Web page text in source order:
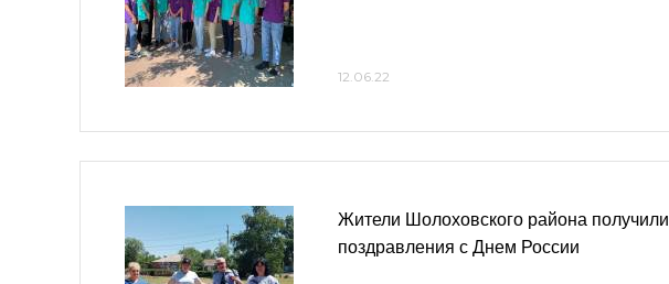
12.06.22
Жители Шолоховского района получили
поздравления с Днем России